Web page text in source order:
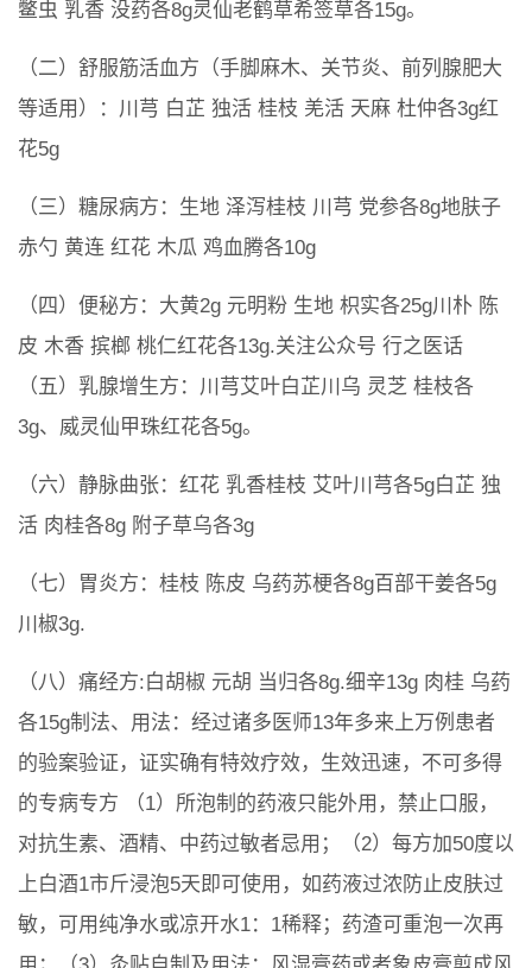
鳖虫 乳香 没药各8g灵仙老鹤草希签草各15g。
（二）舒服筋活血方（手脚麻木、关节炎、前列腺肥大
等适用）：川芎 白芷 独活 桂枝 羌活 天麻 杜仲各3g红
花5g
（三）糖尿病方：生地 泽泻桂枝 川芎 党参各8g地肤子
赤勺 黄连 红花 木瓜 鸡血腾各10g
（四）便秘方：大黄2g 元明粉 生地 枳实各25g川朴 陈
皮 木香 摈榔 桃仁红花各13g.关注公众号 行之医话
（五）乳腺增生方：川芎艾叶白芷川乌 灵芝 桂枝各
3g、威灵仙甲珠红花各5g。
（六）静脉曲张：红花 乳香桂枝 艾叶川芎各5g白芷 独
活 肉桂各8g 附子草乌各3g
（七）胃炎方：桂枝 陈皮 乌药苏梗各8g百部干姜各5g
川椒3g.
（八）痛经方:白胡椒 元胡 当归各8g.细辛13g 肉桂 乌药
各15g制法、用法：经过诸多医师13年多来上万例患者
的验案验证，证实确有特效疗效，生效迅速，不可多得
的专病专方 （1）所泡制的药液只能外用，禁止口服，
对抗生素、酒精、中药过敏者忌用；（2）每方加50度以
上白酒1市斤浸泡5天即可使用，如药液过浓防止皮肤过
敏，可用纯净水或凉开水1：1稀释；药渣可重泡一次再